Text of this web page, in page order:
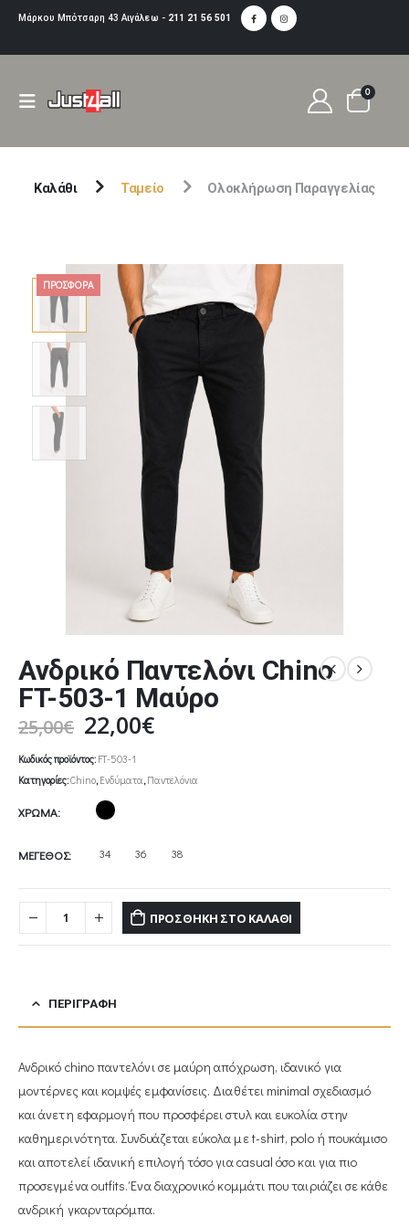
Μάρκου Μπότσαρη 43 Αιγάλεω - 211 21 56 501
0
Καλάθι Ταμείο Ολοκλήρωση Παραγγελίας
ΠΡΟΣΦΟΡΆ
Ανδρικό Παντελόνι Chino
FT-503-1 Μαύρο
25,00€ Original
price
was:
25,00€.
22,00€Η
τιμή
είναι:
Κωδικός προϊόντος: FT-503-1
Κατηγορίες:Chino, Ενδύματα, Παντελόνια
ΧΡΩΜΑ
ΜΕΓΕΘΟΣ 34 36 38
ΠΡΟΣΘΉΚΗ ΣΤΟ ΚΑΛΆΘΙ
ΠΕΡΙΓΡΑΦΉ
Ανδρικό chino παντελόνι σε μαύρη απόχρωση, ιδανικό για
μοντέρνες και κομψές εμφανίσεις. Διαθέτει minimal σχεδιασμό
και άνετη εφαρμογή που προσφέρει στυλ και ευκολία στην
καθημερινότητα. Συνδυάζεται εύκολα με t-shirt, polo ή πουκάμισο
και αποτελεί ιδανική επιλογή τόσο για casual όσο και για πιο
προσεγμένα outfits. Ένα διαχρονικό κομμάτι που ταιριάζει σε κάθε
ανδρική γκαρνταρόμπα.